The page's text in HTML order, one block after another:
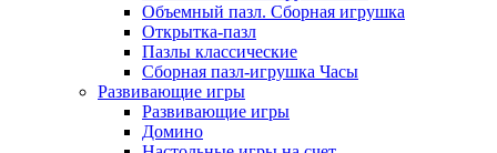
Объемный пазл. Сборная игрушка
Открытка-пазл
Пазлы классические
Сборная пазл-игрушка Часы
Развивающие игры
Развивающие игры
Домино